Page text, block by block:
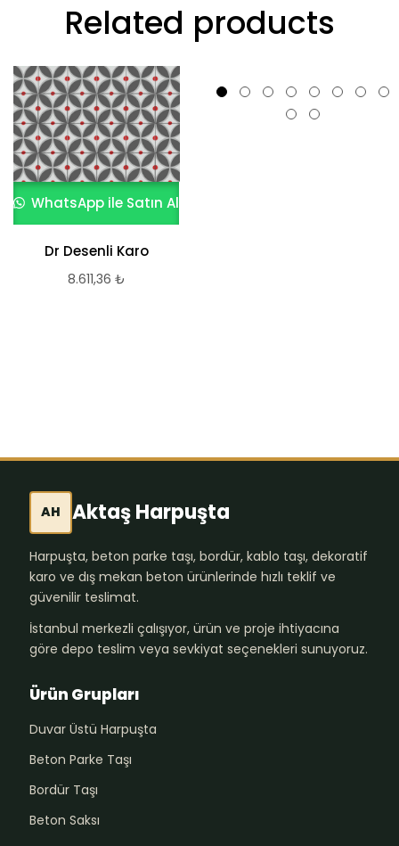
Related products
WhatsApp ile Satın Al
Dr Desenli Karo
8.611,36 ₺
AH Aktaş Harpuşta
Harpuşta, beton parke taşı, bordür, kablo taşı, dekoratif
karo ve dış mekan beton ürünlerinde hızlı teklif ve
güvenilir teslimat.
İstanbul merkezli çalışıyor, ürün ve proje ihtiyacına
göre depo teslim veya sevkiyat seçenekleri sunuyoruz.
Ürün Grupları
Duvar Üstü Harpuşta
Beton Parke Taşı
Bordür Taşı
Beton Saksı